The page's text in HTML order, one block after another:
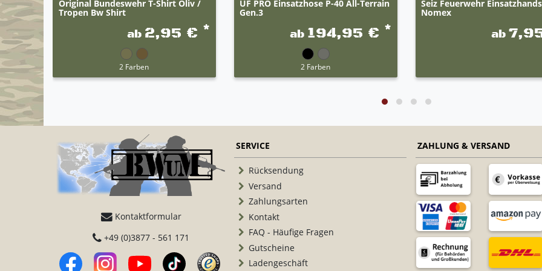
Original Bundeswehr T-Shirt Oliv /
Tropen Bw Shirt
ab 2,95 € *
2 Farben
UF PRO Einsatzhose P-40 All-Terrain
Gen.3
ab 194,95 € *
2 Farben
Seiz Feuerwehr
Nomex
ab
Kontaktformular
+49 (0)3877 - 561 171
SERVICE
Rücksendung
Versand
Zahlungsarten
Kontakt
FAQ - Häufige Fragen
Gutscheine
Ladengeschäft
ZAHLUNG & VERSAND